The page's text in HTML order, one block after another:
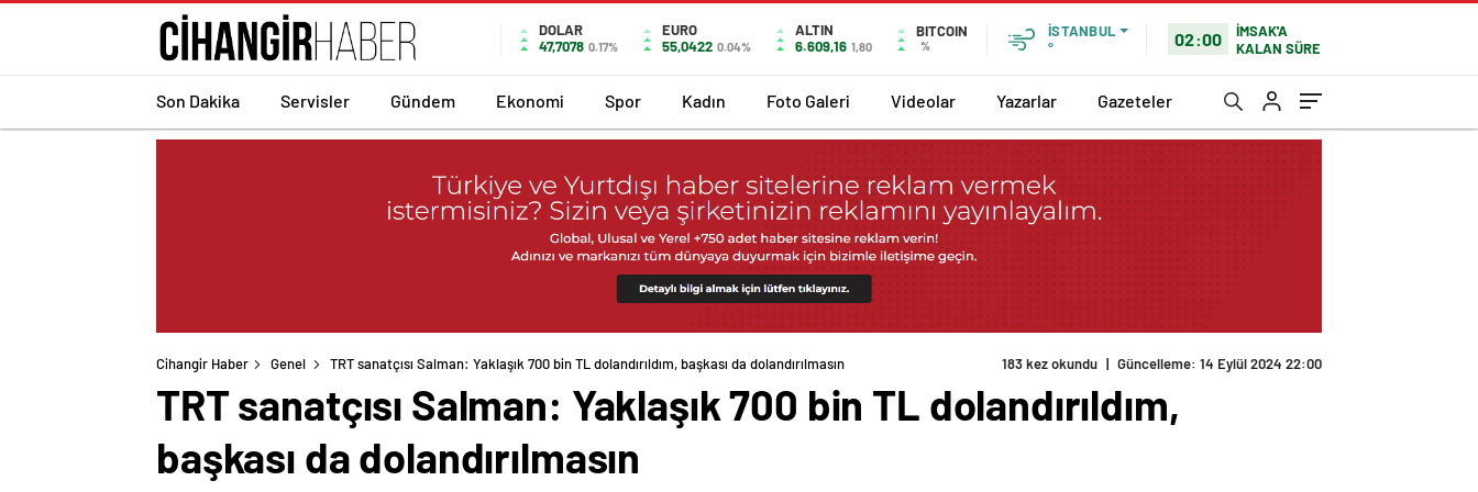
DOLAR
47,7078 0.17%
EURO
55,0422 0.04%
ALTIN
6.609,16 1,80
BITCOIN
%
İSTANBUL
°
02:00
İMSAK'A
KALAN SÜRE
Son Dakika Servisler Gündem Ekonomi Spor Kadın Foto Galeri Videolar Yazarlar Gazeteler
Cihangir Haber Genel TRT sanatçısı Salman: Yaklaşık 700 bin TL dolandırıldım, başkası da dolandırılmasın 183 kez okundu | Güncelleme: 14 Eylül 2024 22:00
TRT sanatçısı Salman: Yaklaşık 700 bin TL dolandırıldım,
başkası da dolandırılmasın